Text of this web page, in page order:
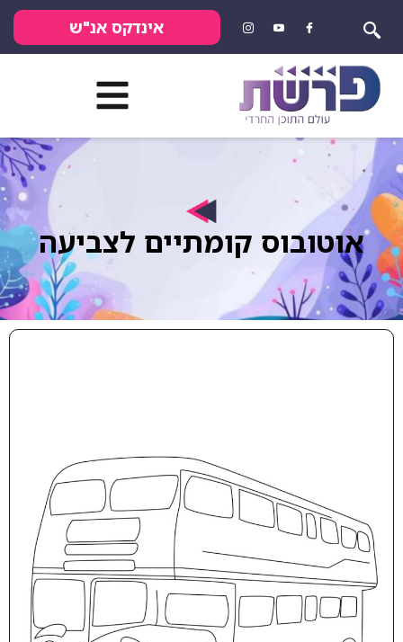
אינדקס אנ"ש
אוטובוס קומתיים לצביעה